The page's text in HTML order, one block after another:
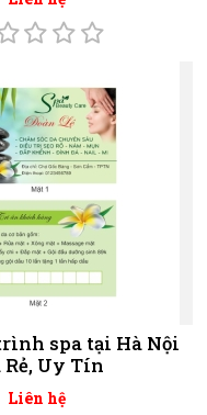
spa tại Hà Nội
Rẻ, Uy Tín
Liên hệ